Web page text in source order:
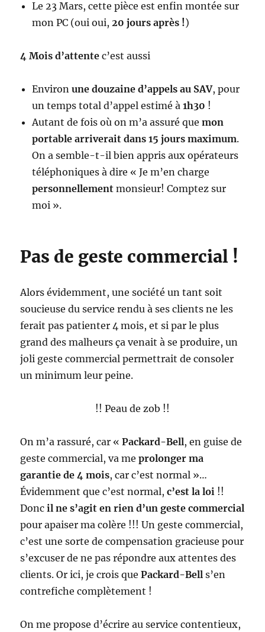
Le 23 Mars, cette pièce est enfin montée sur
mon PC (oui oui, 20 jours après !)
4 Mois d’attente c’est aussi
Environ une douzaine d’appels au SAV, pour
un temps total d’appel estimé à1h30 !
Autant de fois où on m’a assuré quemon
portable arriverait dans 15 jours maximum.
On a semble-t-il bien appris aux opérateurs
téléphoniques à dire « Je m’en charge
personnellementmonsieur! Comptez sur
moi ».
Pas de geste commercial !
Alors évidemment, une société un tant soit
soucieuse du service rendu à ses clients ne les
ferait pas patienter 4 mois, et si par le plus
grand des malheurs ça venait à se produire, un
joli geste commercial permettrait de consoler
un minimum leur peine.
!! Peau de zob !!
On m’a rassuré, car «Packard-Bell, en guise de
geste commercial, va me prolonger ma
garantie de 4 mois, car c’est normal »…
Évidemment que c’est normal,c’est la loi !!
Doncil ne s’agit en rien d’un geste commercial
pour apaiser ma colère !!! Un geste commercial,
c’est une sorte de compensation gracieuse pour
s’excuser de ne pas répondre aux attentes des
clients. Or ici, je crois quePackard-Bell s’en
contrefiche complètement !
On me propose d’écrire au service contentieux,